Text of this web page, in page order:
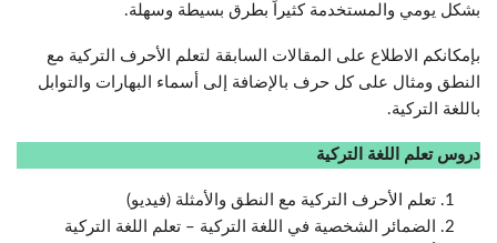
بشكل يومي والمستخدمة كثيراً بطرق بسيطة وسهلة.
بإمكانكم الاطلاع على المقالات السابقة لتعلم الأحرف التركية مع
النطق ومثال على كل حرف بالإضافة إلى أسماء البهارات والتوابل
باللغة التركية.
دروس تعلم اللغة التركية
تعلم الأحرف التركية مع النطق والأمثلة (فيديو)
الضمائر الشخصية في اللغة التركية – تعلم اللغة التركية